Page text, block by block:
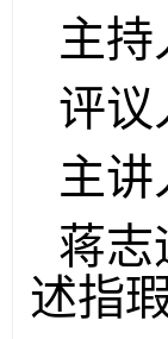
主持
评议
主讲
蒋志
述指